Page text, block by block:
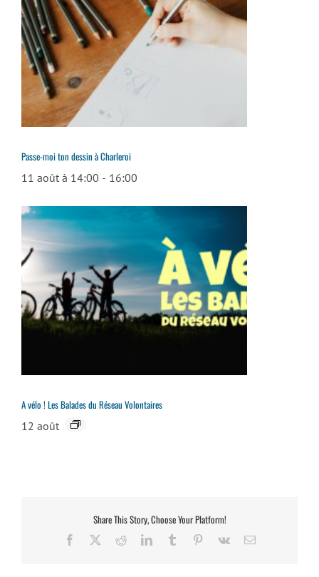
Passe-moi ton dessin à Charleroi
11 août à 14:00 - 16:00
A vélo ! Les Balades du Réseau Volontaires
12 août
Share This Story, Choose Your Platform!
Facebook RedditLinkedInTumblr Pinterest
Vk Email